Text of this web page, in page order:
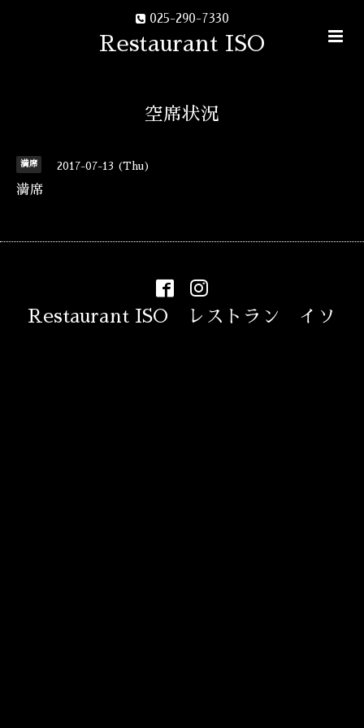
025-290-7330
Restaurant ISO
空席状況
満席 2017-07-13 (Thu)
満席
Restaurant ISO レストラン イソ